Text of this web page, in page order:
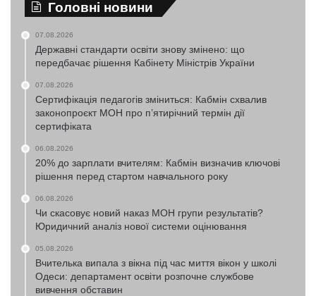
Головні новини
07.08.2026
Державні стандарти освіти знову змінено: що
передбачає рішення Кабінету Міністрів України
07.08.2026
Сертифікація педагогів зміниться: Кабмін схвалив
законопроєкт МОН про п’ятирічний термін дії
сертифіката
06.08.2026
20% до зарплати вчителям: Кабмін визначив ключові
рішення перед стартом навчального року
06.08.2026
Чи скасовує новий наказ МОН групи результатів?
Юридичний аналіз нової системи оцінювання
05.08.2026
Вчителька випала з вікна під час миття вікон у школі
Одеси: департамент освіти розпочне службове
вивчення обставин